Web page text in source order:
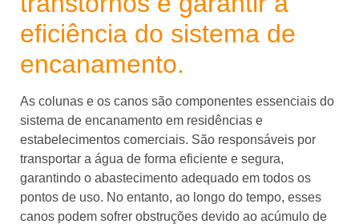
eficiência do sistema de
encanamento.
As colunas e os canos são componentes essenciais do
sistema de encanamento em residências e
estabelecimentos comerciais. São responsáveis por
transportar a água de forma eficiente e segura,
garantindo o abastecimento adequado em todos os
pontos de uso. No entanto, ao longo do tempo, esses
canos podem sofrer obstruções devido ao acúmulo de